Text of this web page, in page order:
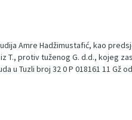
Amre Hadžimustafić, kao
protiv tuženog G. d.d., kojeg
Tuzli broj 32 0 P 018161 11 Gž